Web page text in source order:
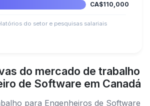
CA$110,000
do setor e pesquisas salariais
do mercado de trabalho
de Software em Canadá
para Engenheiros de Software